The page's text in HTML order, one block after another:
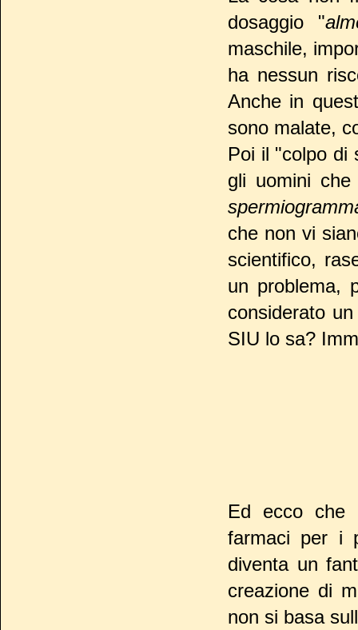
dosaggio "
maschile,
ha nessun
Anche in
sono malate,
Poi il "colpo di
gli uomini che
che non vi
scientifico,
un problema,
considerato
SIU lo sa?
Ed ecco che
farmaci per i
diventa un
creazione di
non si basa